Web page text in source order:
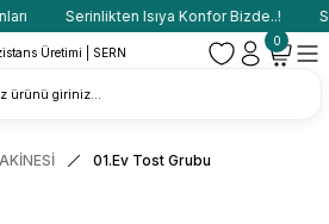
Serinlikten Isıya Konfor Bizde..!
0
01.Ev Tost Grubu